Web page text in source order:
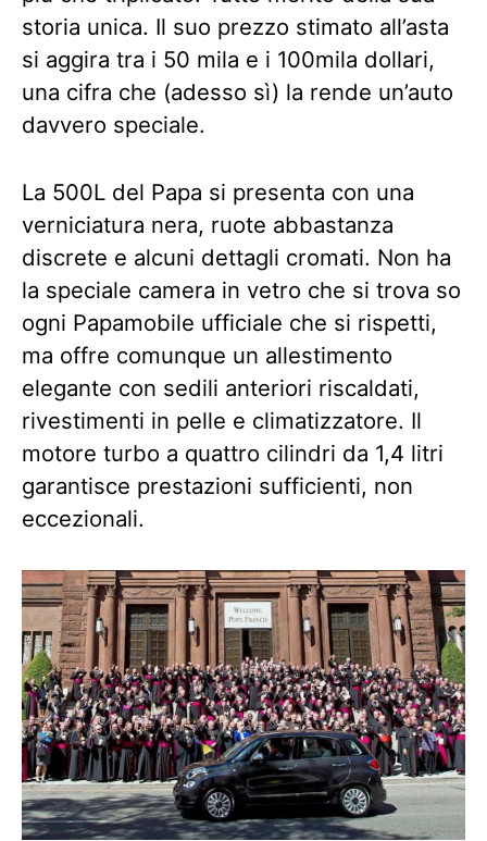
storia unica. Il suo prezzo stimato all’asta
si aggira tra i 50 mila e i 100mila dollari,
una cifra che (adesso sì) la rende un’auto
davvero speciale.
La 500L del Papa si presenta con una
verniciatura nera, ruote abbastanza
discrete e alcuni dettagli cromati. Non ha
la speciale camera in vetro che si trova so
ogni Papamobile ufficiale che si rispetti,
ma offre comunque un allestimento
elegante con sedili anteriori riscaldati,
rivestimenti in pelle e climatizzatore. Il
motore turbo a quattro cilindri da 1,4 litri
garantisce prestazioni sufficienti, non
eccezionali.